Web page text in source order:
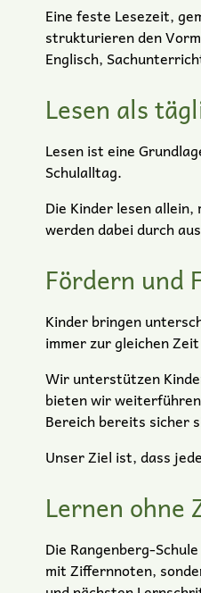
Eine feste Lesezeit,
strukturieren den
Englisch,
Lesen als
Lesen ist eine
Schulalltag.
Die Kinder lesen
werden dabei durch
Fördern und
Kinder bringen
immer zur gleichen
Wir unterstützen
bieten wir
Bereich bereits sicher
Unser Ziel ist, dass
Lernen ohne
Die Rangenberg-
mit Ziffernnoten,